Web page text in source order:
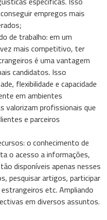
empregos mais
de trabalho: em um
mais competitivo, ter
é uma vantagem
candidatos. Isso
flexibilidade e capacidade
em ambientes
valorizam profissionais que
e parceiros
o conhecimento de
o acesso a informações,
disponíveis apenas nesses
pesquisar artigos, participar
etc. Ampliando
em diversos assuntos.